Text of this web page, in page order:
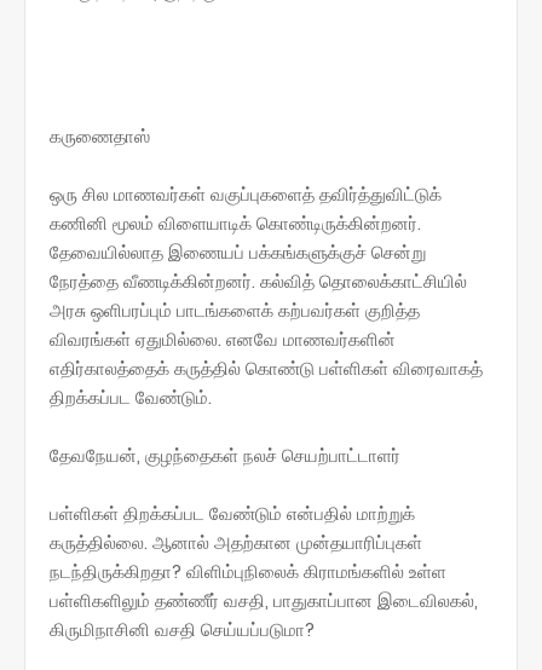
கருணைதாஸ்
ஒரு சில மாணவர்கள் வகுப்புகளைத் தவிர்த்துவிட்டுக்
கணினி மூலம் விளையாடிக் கொண்டிருக்கின்றனர்.
தேவையில்லாத இணையப் பக்கங்களுக்குச் சென்று
நேரத்தை வீணடிக்கின்றனர். கல்வித் தொலைக்காட்சியில்
அரசு ஒளிபரப்பும் பாடங்களைக் கற்பவர்கள் குறித்த
விவரங்கள் ஏதுமில்லை. எனவே மாணவர்களின்
எதிர்காலத்தைக் கருத்தில் கொண்டு பள்ளிகள் விரைவாகத்
திறக்கப்பட வேண்டும்.
தேவநேயன், குழந்தைகள் நலச் செயற்பாட்டாளர்
பள்ளிகள் திறக்கப்பட வேண்டும் என்பதில் மாற்றுக்
கருத்தில்லை. ஆனால் அதற்கான முன்தயாரிப்புகள்
நடந்திருக்கிறதா? விளிம்புநிலைக் கிராமங்களில் உள்ள
பள்ளிகளிலும் தண்ணீர் வசதி, பாதுகாப்பான இடைவிலகல்,
கிருமிநாசினி வசதி செய்யப்படுமா?